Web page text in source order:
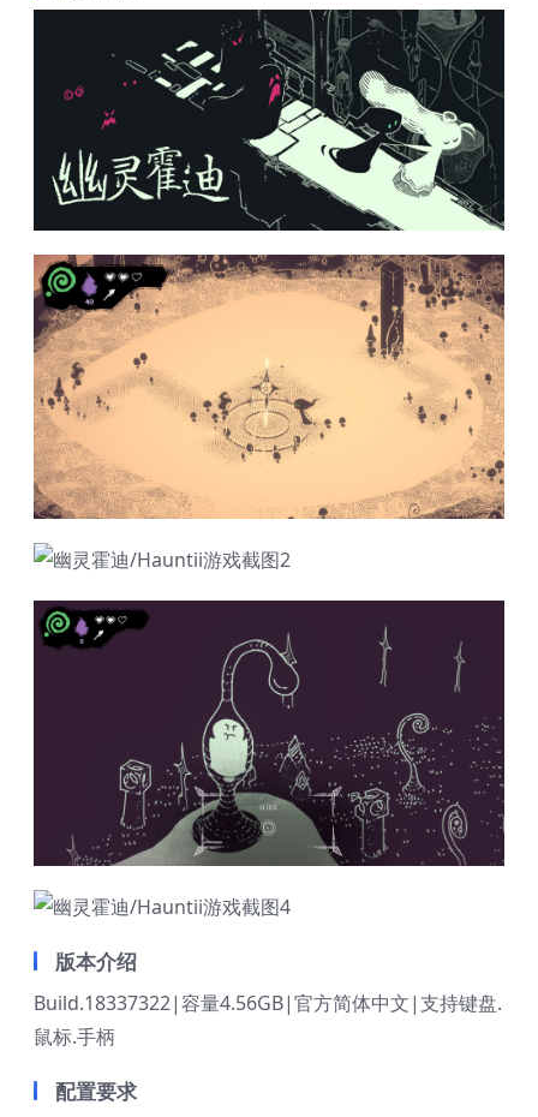
版本介绍
Build.18337322|容量4.56GB|官方简体中文|支持键盘.
鼠标.手柄
配置要求